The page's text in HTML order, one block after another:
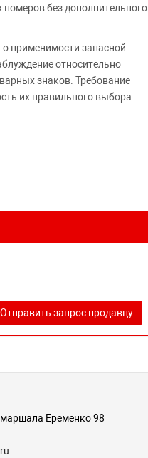
без дополнительного
применимости запасной
относительно
знаков. Требование
их правильного выбора
Отправить запрос продавцу
маршала Еременко 98